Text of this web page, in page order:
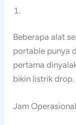
Beberapa alat
portable punya
pertama
bikin listrik drop.
Jam